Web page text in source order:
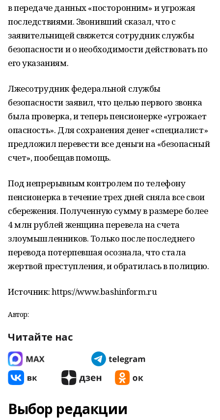
в передаче данных «посторонним» и угрожая
последствиями. Звонивший сказал, что с
заявительницей свяжется сотрудник службы
безопасности и о необходимости действовать по
его указаниям.
Лжесотрудник федеральной службы
безопасности заявил, что целью первого звонка
была проверка, и теперь пенсионерке «угрожает
опасность». Для сохранения денег «специалист»
предложил перевести все деньги на «безопасный
счет», пообещав помощь.
Под непрерывным контролем по телефону
пенсионерка в течение трех дней сняла все свои
сбережения. Полученную сумму в размере более
4 млн рублей женщина перевела на счета
злоумышленников. Только после последнего
перевода потерпевшая осознала, что стала
жертвой преступления, и обратилась в полицию.
Источник: https://www.bashinform.ru
Автор:
Читайте нас
Выбор редакции